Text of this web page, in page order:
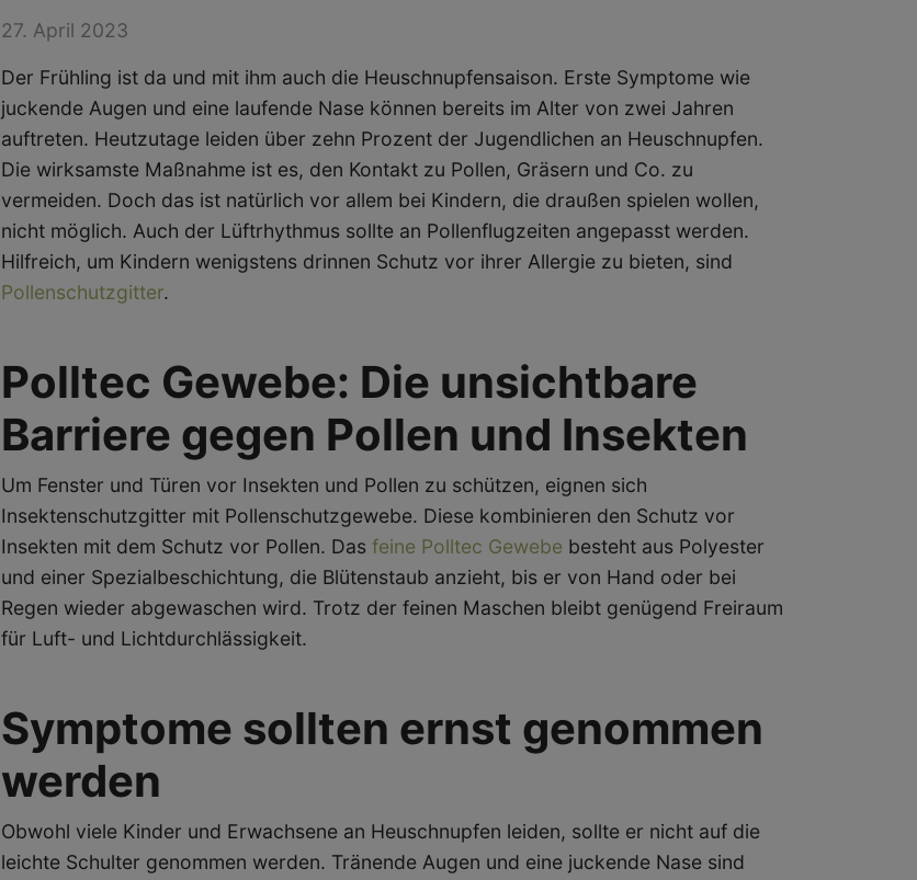
27. April 2023
Der Frühling ist da und mit ihm auch die Heuschnupfensaison. Erste Symptome wie
juckende Augen und eine laufende Nase können bereits im Alter von zwei Jahren
auftreten. Heutzutage leiden über zehn Prozent der Jugendlichen an Heuschnupfen.
Die wirksamste Maßnahme ist es, den Kontakt zu Pollen, Gräsern und Co. zu
vermeiden. Doch das ist natürlich vor allem bei Kindern, die draußen spielen wollen,
nicht möglich. Auch der Lüftrhythmus sollte an Pollenflugzeiten angepasst werden.
Hilfreich, um Kindern wenigstens drinnen Schutz vor ihrer Allergie zu bieten, sind
Pollenschutzgitter.
Polltec Gewebe: Die unsichtbare
Barriere gegen Pollen und Insekten
Um Fenster und Türen vor Insekten und Pollen zu schützen, eignen sich
Insektenschutzgitter mit Pollenschutzgewebe. Diese kombinieren den Schutz vor
Insekten mit dem Schutz vor Pollen. Das feine Polltec Gewebe besteht aus Polyester
und einer Spezialbeschichtung, die Blütenstaub anzieht, bis er von Hand oder bei
Regen wieder abgewaschen wird. Trotz der feinen Maschen bleibt genügend Freiraum
für Luft- und Lichtdurchlässigkeit.
Symptome sollten ernst genommen
werden
Obwohl viele Kinder und Erwachsene an Heuschnupfen leiden, sollte er nicht auf die
leichte Schulter genommen werden. Tränende Augen und eine juckende Nase sind